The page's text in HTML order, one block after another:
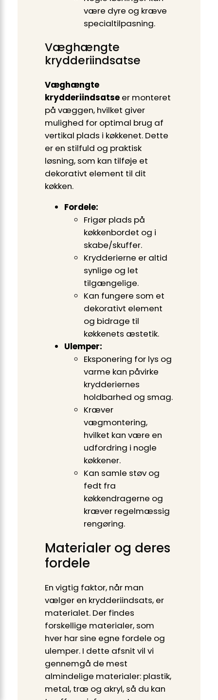
være dyre og kræve
specialtilpasning.
Væghængte
krydderiindsatse
Væghængte
krydderiindsatseer monteret
på væggen, hvilket giver
mulighed for optimal brug af
vertikal plads i køkkenet. Dette
er en stilfuld og praktisk
løsning, som kan tilføje et
dekorativt element til dit
køkken.
Fordele:
Frigør plads på
køkkenbordet og i
skabe/skuffer.
Krydderierne er altid
synlige og let
tilgængelige.
Kan fungere som et
dekorativt element
og bidrage til
køkkenets æstetik.
Ulemper:
Eksponering for lys og
varme kan påvirke
krydderiernes
holdbarhed og smag.
Kræver
vægmontering,
hvilket kan være en
udfordring i nogle
køkkener.
Kan samle støv og
fedt fra
køkkendragerne og
kræver regelmæssig
rengøring.
Materialer og deres
fordele
En vigtig faktor, når man
vælger en krydderiindsats, er
materialet. Der findes
forskellige materialer, som
hver har sine egne fordele og
ulemper. I dette afsnit vil vi
gennemgå de mest
almindelige materialer: plastik,
metal, træ og akryl, så du kan